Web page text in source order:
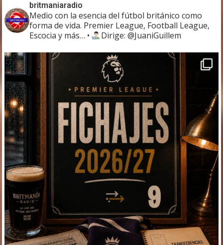
britmaniaradio
Medio con la esencia del fútbol británico como
forma de vida. Premier League, Football League,
Escocia y más… • Dirige: @JuaniGuillem